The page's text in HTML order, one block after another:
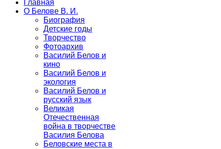
Главная
О Белове В. И.
Биография
Детские годы
Творчество
Фотоархив
Василий Белов и
кино
Василий Белов и
экология
Василий Белов и
русский язык
Великая
Отечественная
война в творчестве
Василия Белова
Беловские места в